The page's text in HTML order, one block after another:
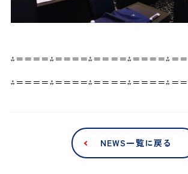
⁂＝＝＝＝⁂＝＝＝＝⁂＝＝＝＝⁂＝＝＝＝⁂＝
⁂＝＝＝＝⁂＝＝＝＝⁂＝＝＝＝⁂＝＝＝＝⁂＝
NEWS一覧に戻る